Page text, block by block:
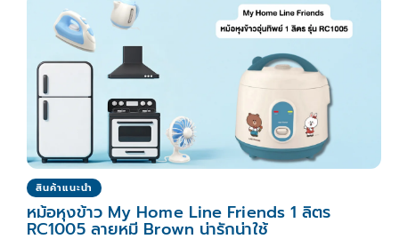
สินค้าแนะนำ
หม้อหุงข้าว My Home Line Friends 1 ลิตร
RC1005 ลายหมี Brown น่ารักน่าใช้